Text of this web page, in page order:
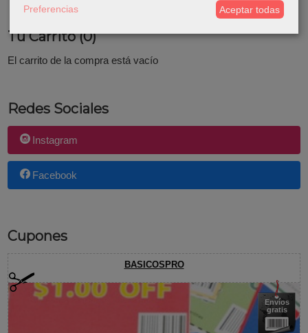
Tu Carrito (0)
El carrito de la compra está vacío
Redes Sociales
Instagram
Facebook
Cupones
BASICOSPRO
Envíos
gratis
Preferencias Aceptar todas